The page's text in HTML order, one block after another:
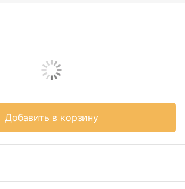
Добавить в корзину